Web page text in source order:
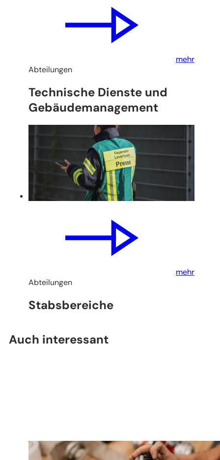
mehr
Abteilungen
Technische Dienste und
Gebäudemanagement
mehr
Abteilungen
Stabsbereiche
Auch interessant